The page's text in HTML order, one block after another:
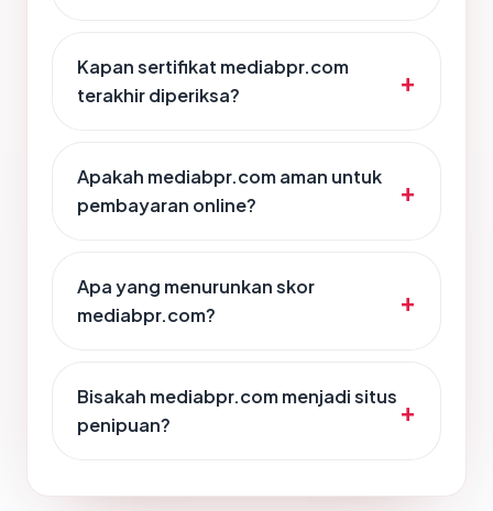
Kapan sertifikat mediabpr.com
terakhir diperiksa?
Apakah mediabpr.com aman untuk
pembayaran online?
Apa yang menurunkan skor
mediabpr.com?
Bisakah mediabpr.com menjadi situs
penipuan?